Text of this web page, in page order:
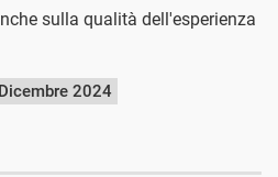
sulla qualità dell'esperienza
2024